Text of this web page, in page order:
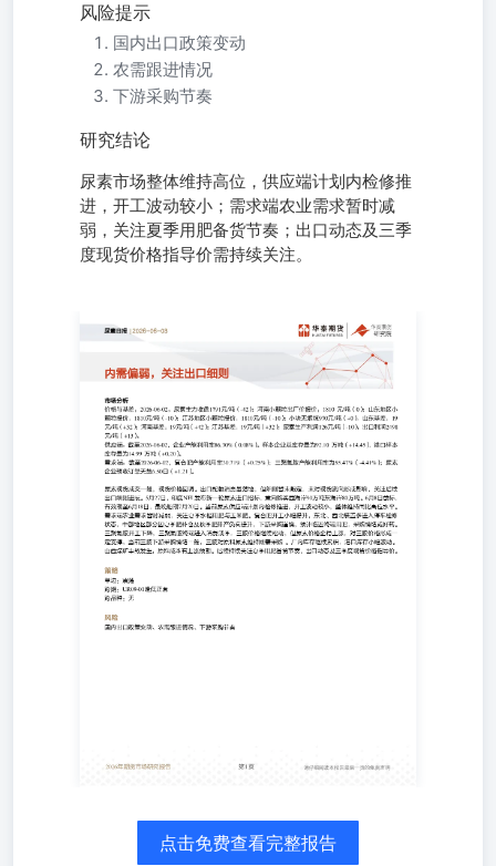
风险提示
国内出口政策变动
农需跟进情况
下游采购节奏
研究结论
尿素市场整体维持高位，供应端计划内检修推
进，开工波动较小；需求端农业需求暂时减
弱，关注夏季用肥备货节奏；出口动态及三季
度现货价格指导价需持续关注。
市场分析 价格与基差：2026-06-02，尿素主力收盘1791元/
地区小颗粒报价：1810元/吨（-10）；江苏地区小颗粒报价
差：19元/吨（+32）；河南基差：19元/吨（+42）；江苏基
口利润2498元/吨（+13）。 供应端：截至2026-06-02，企
万吨（+14.45），港口样本库存量为14.99万吨（+0.20）。
（+0.25%）；三聚氰胺产能利用率为55.47%（-4.41%）；
般，现货价格回调。出口配额消息虽落地，但细则暂未敲
日，印度NFL发布新一轮尿素进口招标，意向购买西海岸90
船期7月20日。当前尿素供应端计划内检修推进，开工波动
关注夏季水稻用肥与玉米肥。复合肥开工小幅提升，东北
仓及秋季肥排产负荷提升，下游采购谨慎，预计临近终端
进入消费淡季，三胺价格继续松动，但尿素价格企稳上涨
三胺对原料尿素维持刚需采购。厂内库存继续累积，港口
后续持续关注夏季用肥备货节奏、出口动态及三季度现货
单
素小颗粒价格点击免费查看完整报告